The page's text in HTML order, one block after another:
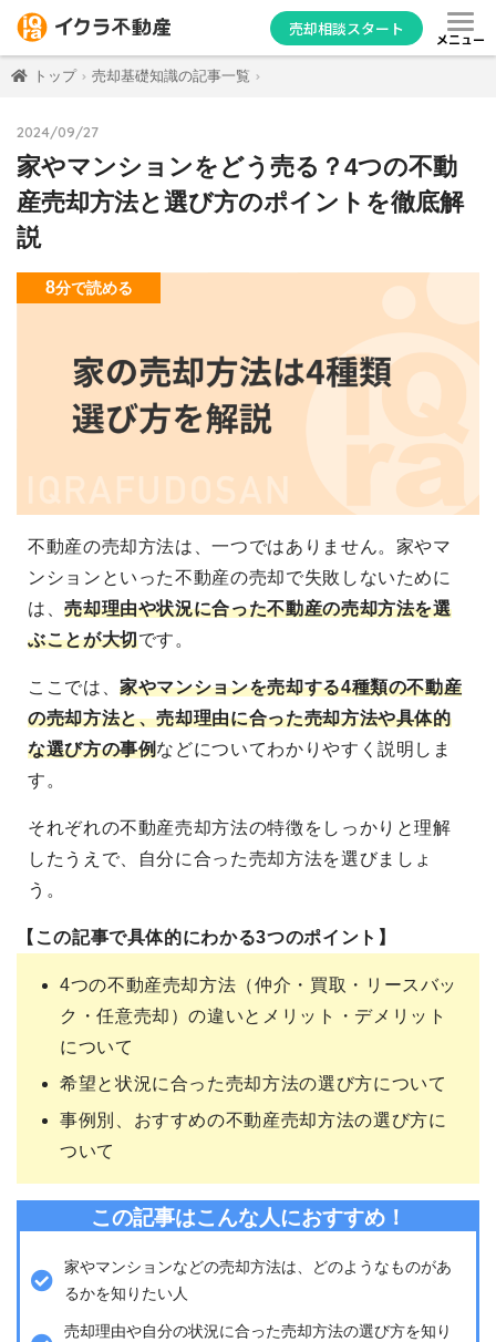
売却相談スタート
メニュー
トップ 売却基礎知識の記事一覧
2024/09/27
家やマンションをどう売る？4つの不動
産売却方法と選び方のポイントを徹底解
説
8分で読める
不動産の売却方法は、一つではありません。家やマ
ンションといった不動産の売却で失敗しないために
は、売却理由や状況に合った不動産の売却方法を選
ぶことが大切です。
ここでは、家やマンションを売却する4種類の不動産
の売却方法と、売却理由に合った売却方法や具体的
な選び方の事例などについてわかりやすく説明しま
す。
それぞれの不動産売却方法の特徴をしっかりと理解
したうえで、自分に合った売却方法を選びましょ
う。
【この記事で具体的にわかる3つのポイント】
4つの不動産売却方法（仲介・買取・リースバッ
ク・任意売却）の違いとメリット・デメリット
について
希望と状況に合った売却方法の選び方について
事例別、おすすめの不動産売却方法の選び方に
ついて
この記事はこんな人におすすめ！
家やマンションなどの売却方法は、どのようなものがあ
るかを知りたい人
売却理由や自分の状況に合った売却方法の選び方を知り